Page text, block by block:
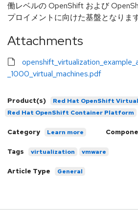
働レベルの OpenShift および
プロイメントに向けた基盤となります
Attachments
_1000_virtual_machines.pdf
Product(s)
Red Hat OpenShift
Red Hat OpenShift Container Platform
Category Learn more
Tags virtualization vmware
Article Type General